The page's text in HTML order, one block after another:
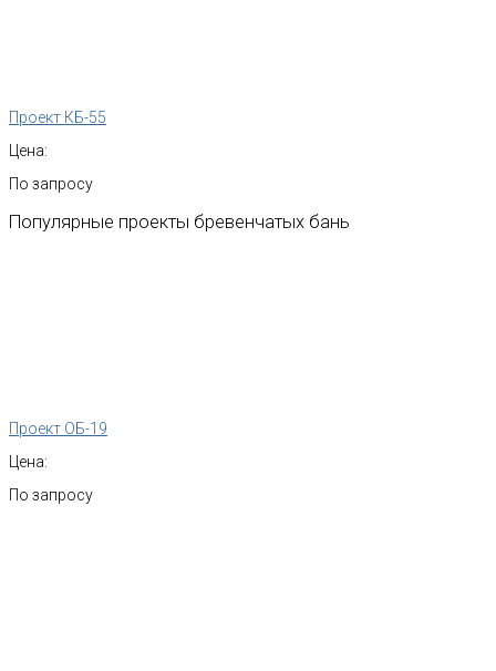
Проект КБ-55
Цена:
По запросу
Популярные проекты бревенчатых бань
Проект ОБ-19
Цена:
По запросу